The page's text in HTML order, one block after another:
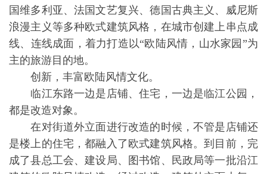
国维多利亚、法国文艺复兴、德国古典主义、威尼斯
浪漫主义等多种欧式建筑风格，在城市创建上串点成
线、连线成面，着力打造以“欧陆风情，山水家园”为
主的旅游目的地。
创新，丰富欧陆风情文化。
临江东路一边是店铺、住宅，一边是临江公园，
都是改造对象。
在对街道外立面进行改造的时候，不管是店铺还
是楼上的住宅，都融入了欧式建筑风格。到目前，完
成了县总工会、建设局、图书馆、民政局等一批沿江